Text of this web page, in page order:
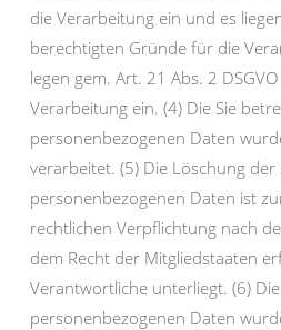
die Verarbeitung ein und es
berechtigten Gründe für die
legen gem. Art. 21 Abs. 2
Verarbeitung ein. (4) Die Sie
personenbezogenen Daten
verarbeitet. (5) Die Löschung
personenbezogenen Daten ist
rechtlichen Verpflichtung nach
dem Recht der Mitgliedstaaten
Verantwortliche unterliegt. (6)
personenbezogenen Daten